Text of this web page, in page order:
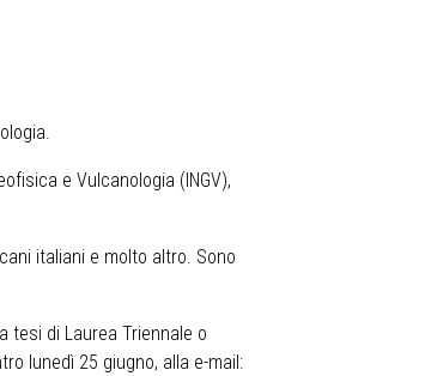
e Vulcanologia (INGV),
italiani e molto altro. Sono
tesi di Laurea Triennale o
lunedì 25 giugno, alla e-mail: